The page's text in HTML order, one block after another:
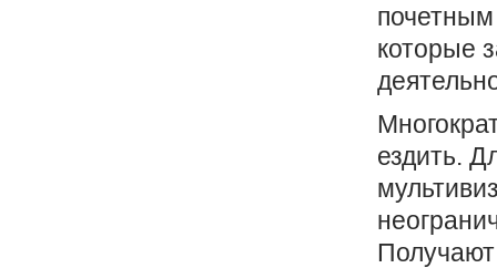
которые
ездить.